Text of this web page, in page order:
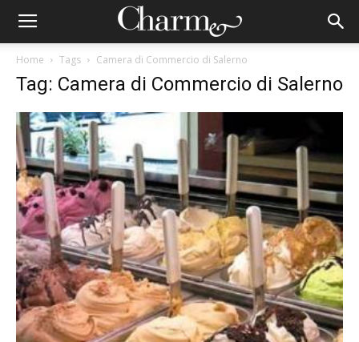
Home Tags Camera di Commercio di Salerno
Tag: Camera di Commercio di Salerno